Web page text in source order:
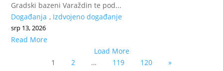
Gradski bazeni Varaždin te pod...
Događanja , Izdvojeno događanje
srp 13, 2026
Read More
Load More
1
2 … 119 120 »